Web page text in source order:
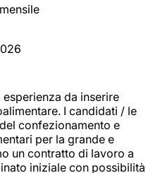
da inserire
I candidati / le
confezionamento e
per la grande e
un contratto di lavoro a
iniziale con possibilità